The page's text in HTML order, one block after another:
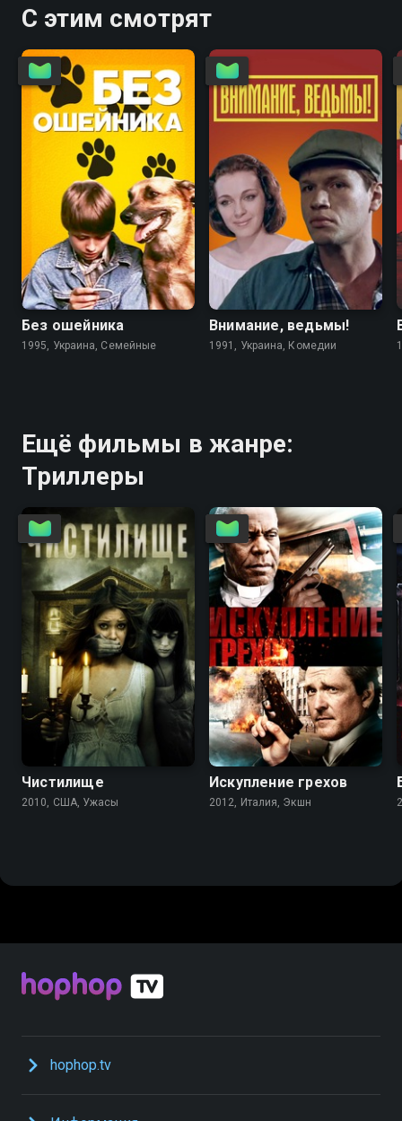
С этим смотрят
6.7 4.6
Без ошейника
1995, Украина, Семейные
5.6
Внимание, ведьмы!
1991, Украина, Комедии
Ещё фильмы в жанре:
Триллеры
4.3 3.6
Чистилище
2010, США, Ужасы
3.2 2.3
Искупление грехов
2012, Италия, Экшн
hophop.tv